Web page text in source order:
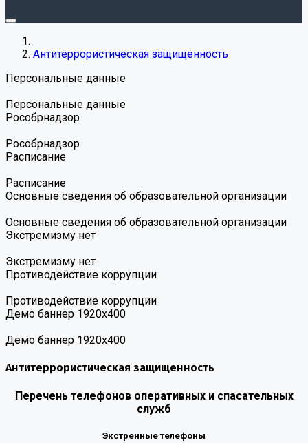
Антитеррористическая защищенность
Персональные данные
Персональные данные
Роcобрнадзор
Роcобрнадзор
Расписание
Расписание
Основные сведения об образовательной организации
Основные сведения об образовательной организации
Экстремизму нет
Экстремизму нет
Противодействие коррупции
Противодействие коррупции
Демо баннер 1920х400
Демо баннер 1920х400
Антитеррористическая защищенность
Перечень телефонов оперативных и спасательных
служб
Экстренные телефоны